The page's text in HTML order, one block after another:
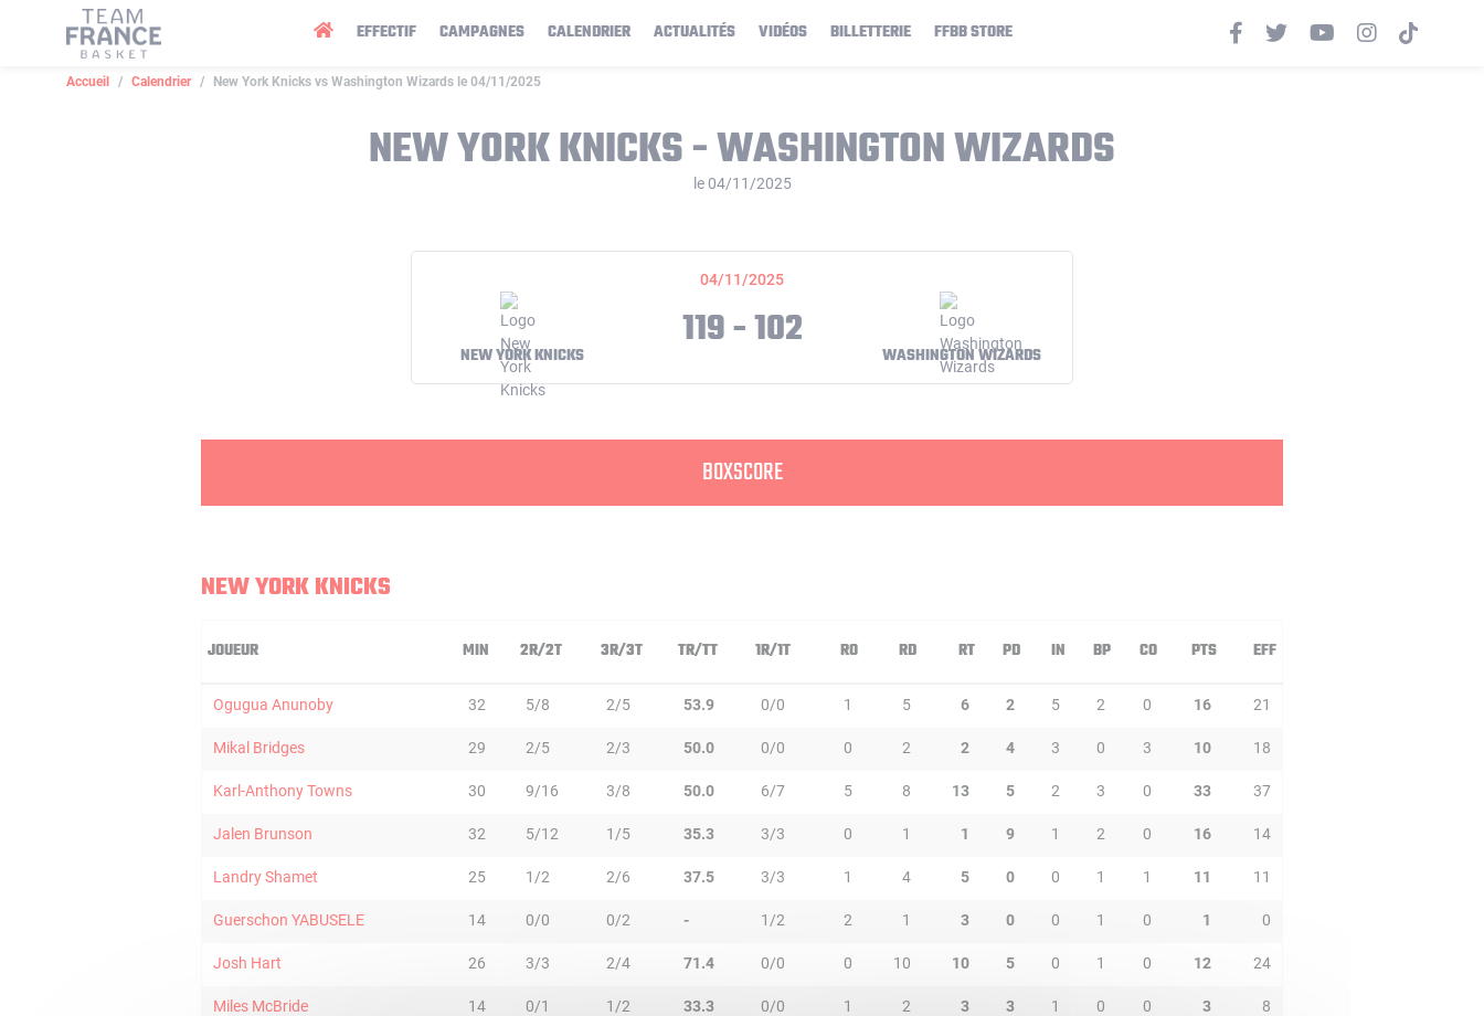
EFFECTIF CAMPAGNES CALENDRIER ACTUALITÉS VIDÉOS BILLETTERIE FFBB STORE
Accueil Calendrier New York Knicks vs Washington Wizards le 04/11/2025
NEW YORK KNICKS - WASHINGTON WIZARDS
le 04/11/2025
04/11/2025
NEW YORK KNICKS 119 - 102 WASHINGTON WIZARDS
BOXSCORE
NEW YORK KNICKS
JOUEUR MIN 2R/2T 3R/3T TR/TT 1R/1T RO RD RT PD IN BP CO PTS EFF
Ogugua Anunoby 32 5/8 2/5 53.9 0/0 1 5 6 2 5 2 0 16 21
Mikal Bridges 29 2/5 2/3 50.0 0/0 0 2 2 4 3 0 3 10 18
Karl-Anthony Towns 30 9/16 3/8 50.0 6/7 5 8 13 5 2 3 0 33 37
Jalen Brunson 32 5/12 1/5 35.3 3/3 0 1 1 9 1 2 0 16 14
Landry Shamet 25 1/2 2/6 37.5 3/3 1 4 5 0 0 1 1 11 11
Guerschon YABUSELE 14 0/0 0/2 - 1/2 2 1 3 0 0 1 0 1 0
Josh Hart 26 3/3 2/4 71.4 0/0 0 10 10 5 0 1 0 12 24
Miles McBride 14 0/1 1/2 33.3 0/0 1 2 3 3 1 0 0 3 8
Panneau de gestion des cookies